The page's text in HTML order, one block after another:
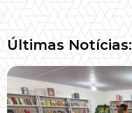
Últimas Notícias: